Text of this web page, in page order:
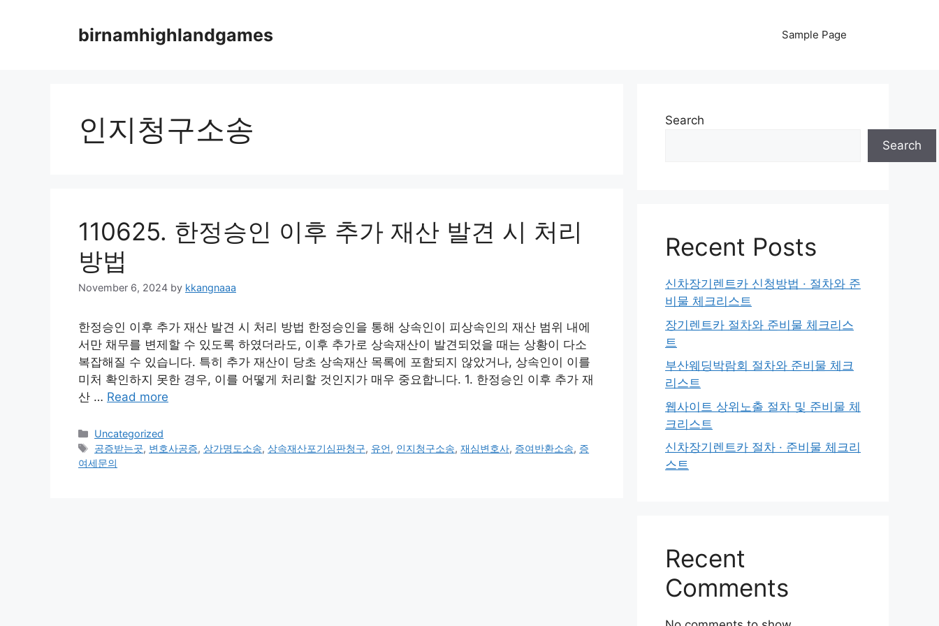
birnamhighlandgames Sample Page
인지청구소송
110625. 한정승인 이후 추가 재산 발견 시 처리
방법
November 6, 2024 by kkangnaaa
한정승인 이후 추가 재산 발견 시 처리 방법 한정승인을 통해 상속인이 피상속인의 재산 범위 내에
서만 채무를 변제할 수 있도록 하였더라도, 이후 추가로 상속재산이 발견되었을 때는 상황이 다소
복잡해질 수 있습니다. 특히 추가 재산이 당초 상속재산 목록에 포함되지 않았거나, 상속인이 이를
미처 확인하지 못한 경우, 이를 어떻게 처리할 것인지가 매우 중요합니다. 1. 한정승인 이후 추가 재
산 … Read more
Categories
Uncategorized
Tags
공증받는곳, 변호사공증,상가명도소송,상속재산포기심판청구, 유언, 인지청구소송,재심변호사, 증여반환소송, 증
여세문의
Search
Search
Recent Posts
신차장기렌트카 신청방법 · 절차와 준
비물 체크리스트
장기렌트카 절차와 준비물 체크리스
트
부산웨딩박람회 절차와 준비물 체크
리스트
웹사이트 상위노출 절차 및 준비물 체
크리스트
신차장기렌트카 절차 · 준비물 체크리
스트
Recent
Comments